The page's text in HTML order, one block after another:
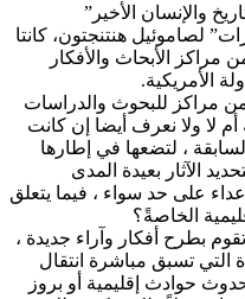
والإنسان الأخير”
لصاموئيل هنتنجتون، كانتا
مراكز الأبحاث والأفكار
الأمريكية.
مراكز للبحوث والدراسات
أم لا ولا نعرف أيضا إن كانت
، لتضعها في إطارها
الآثار بعيدة المدى
على حد سواء ، فيما يتعلق
الخاصةً؟
بطرح أفكار وآراء جديدة ،
التي تسبق مباشرة انتقال
حوادث إقليمية أو بروز